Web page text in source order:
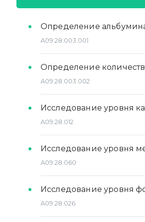
Определение
A09.28.003.001
Определение
A09.28.003.002
Исследование уровня
A09.28.012
Исследование уровня
A09.28.060
Исследование уровня
A09.28.026